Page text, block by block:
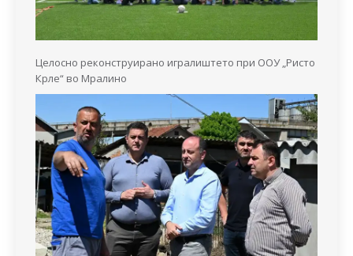
Целосно реконструирано игралиштето при ООУ „Ристо
Крле“ во Мралино